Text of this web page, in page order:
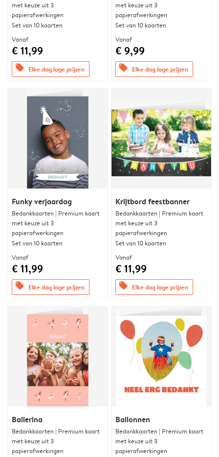
met keuze uit 3
papierafwerkingen
Set van 10 kaarten
Vanaf
€ 11,99
offers Elke dag lage prijzen
met keuze uit 3
papierafwerkingen
Set van 10 kaarten
Vanaf
€ 9,99
offers Elke dag lage prijzen
Funky verjaardag
Bedankkaarten | Premium kaart
met keuze uit 3
papierafwerkingen
Set van 10 kaarten
Vanaf
€ 11,99
offers Elke dag lage prijzen
Krijtbord feestbanner
Bedankkaarten | Premium kaart
met keuze uit 3
papierafwerkingen
Set van 10 kaarten
Vanaf
€ 11,99
offers Elke dag lage prijzen
Ballerina
Bedankkaarten | Premium kaart
met keuze uit 3
papierafwerkingen
Ballonnen
Bedankkaarten | Premium kaart
met keuze uit 3
papierafwerkingen